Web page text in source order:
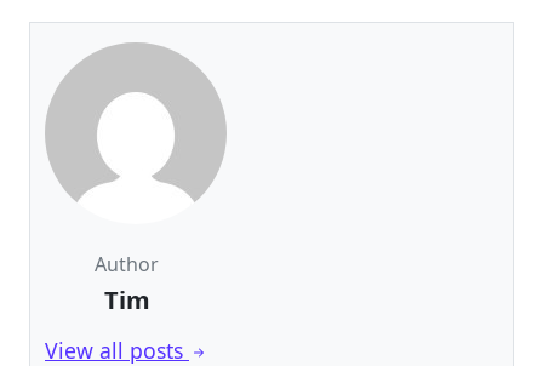
Author
Tim
View all posts